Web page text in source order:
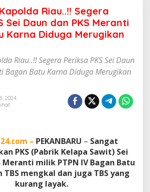
p
o
r
P
K
a
a
u
.
.
!
!
Riau..!! Segera
Sei Daun dan PKS Meranti
Karna Diduga Merugikan
Riau..!! Segera Periksa PKS Sei Daun
Bagan Batu Karna Diduga Merugikan
2024
– PEKANBARU – Sangat
PKS (Pabrik Kelapa Sawit) Sei
Meranti milik PTPN IV Bagan Batu
mengkal dan juga TBS yang
kurang layak.